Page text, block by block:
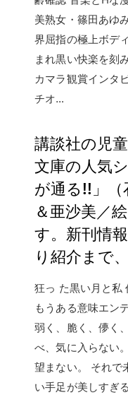
美熟女・篠田あゆ
界屈指の極上ボデ
まれ黒い快楽を刻
カマラ観賞インタ
チオ…
講談社の児
文庫の人気
が通る!!」（
＆亜沙美／
す。新刊情
り紹介まで
狂っ た黒い月と私
もうある意味エン
弱く、脆く、儚く
べ、気に入らない
望まない。 それで
い手足が美しすぎ